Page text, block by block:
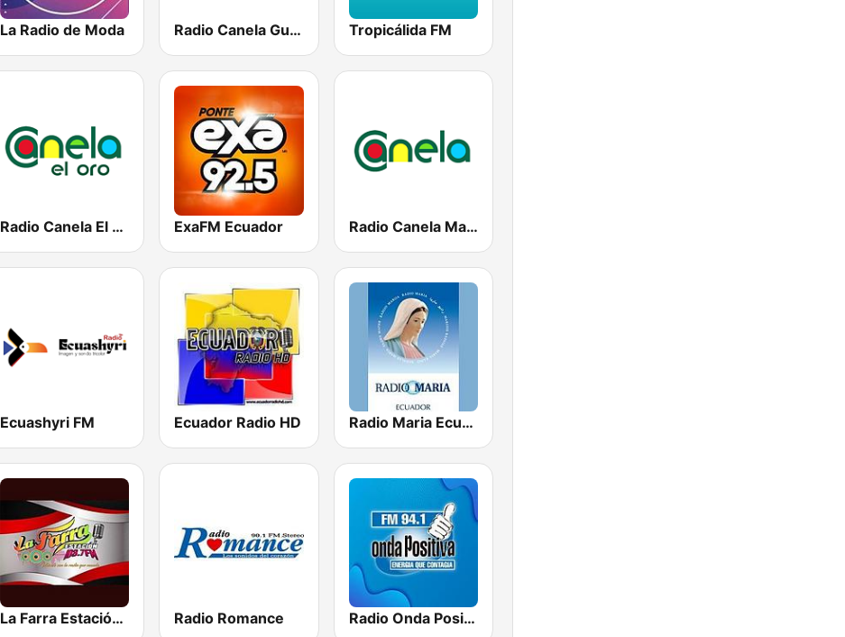
La Radio de Moda Radio Canela Guayas Tropicálida FM
Radio Canela El Oro ExaFM Ecuador Radio Canela Manabí
Ecuashyri FM Ecuador Radio HD Radio Maria Ecuador
La Farra Estación 103.7 FM Radio Romance Radio Onda Positiva 94.1 FM